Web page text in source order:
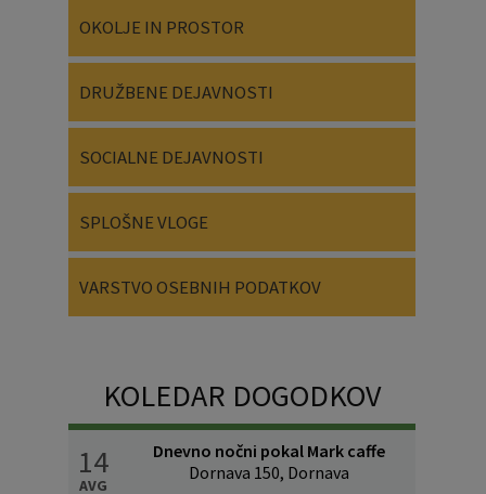
OKOLJE IN PROSTOR
DRUŽBENE DEJAVNOSTI
SOCIALNE DEJAVNOSTI
SPLOŠNE VLOGE
VARSTVO OSEBNIH PODATKOV
KOLEDAR DOGODKOV
14
AVG
Dnevno nočni pokal Mark caffe
Dornava 150, Dornava